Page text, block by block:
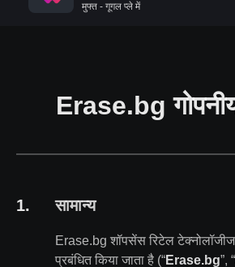
मुफ्त - गूगल प्ले में
Erase.bg
1. सामान्य
Erase.bg शॉपसेंस रिटेल टेक्नोलॉजीज
प्रबंधित किया जाता है (“Erase.bg”, “